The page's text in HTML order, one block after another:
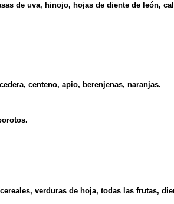
de uva, hinojo, hojas de diente de león,
centeno, apio, berenjenas, naranjas.
verduras de hoja, todas las frutas,